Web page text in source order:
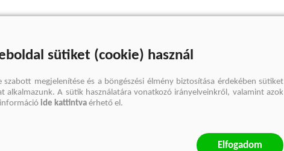
sütiket (cookie) használ
megjelenítése és a böngészési élmény biztosítása érdekében sütiket
alkalmazunk. A sütik használatára vonatkozó irányelveinkről, valamint azok
ide kattintva érhető el.
Elfogadom